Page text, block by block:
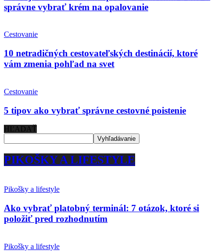
správne vybrať krém na opalovanie
Cestovanie
10 netradičných cestovateľských destinácií, ktoré
vám zmenia pohľad na svet
Cestovanie
5 tipov ako vybrať správne cestovné poistenie
HĽADAŤ
PIKOŠKY A LIFESTYLE
Pikošky a lifestyle
Ako vybrať platobný terminál: 7 otázok, ktoré si
položiť pred rozhodnutím
Pikošky a lifestyle